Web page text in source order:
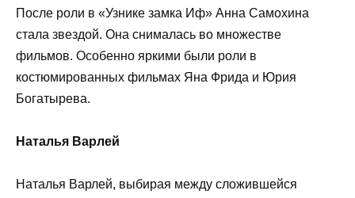
После роли в «Узнике замка Иф» Анна Самохина
стала звездой. Она снималась во множестве
фильмов. Особенно яркими были роли в
костюмированных фильмах Яна Фрида и Юрия
Богатырева.
Наталья Варлей
Наталья Варлей, выбирая между сложившейся